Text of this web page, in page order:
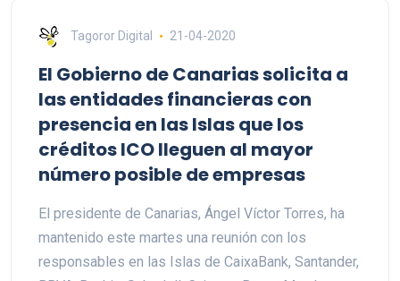
Tagoror Digital 21-04-2020
El Gobierno de Canarias solicita a
las entidades financieras con
presencia en las Islas que los
créditos ICO lleguen al mayor
número posible de empresas
El presidente de Canarias, Ángel Víctor Torres, ha
mantenido este martes una reunión con los
responsables en las Islas de CaixaBank, Santander,